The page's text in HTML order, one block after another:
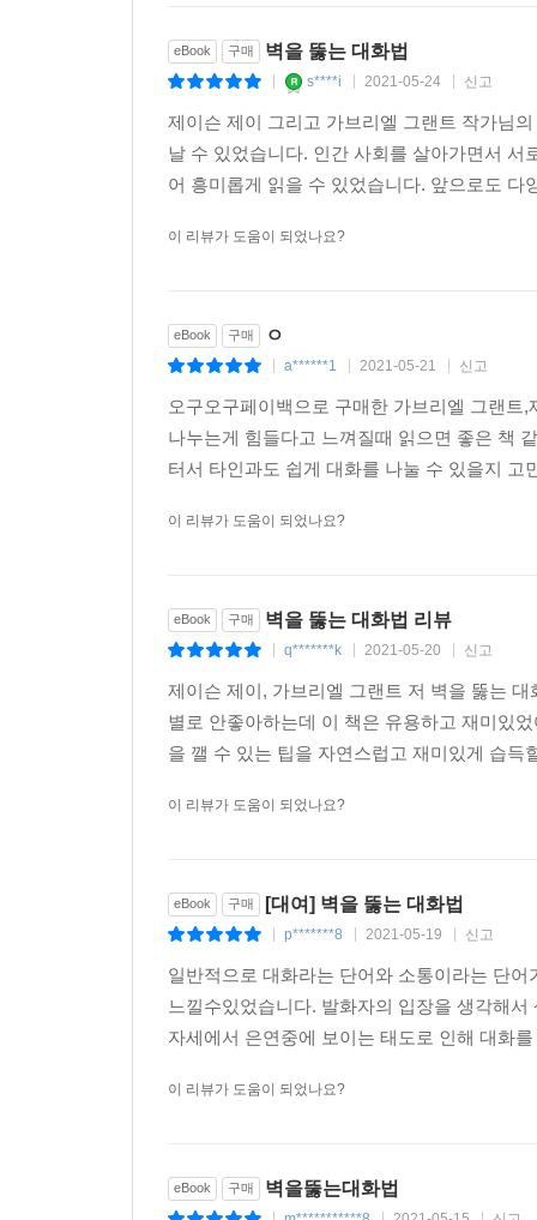
eBook 구매 벽을 뚫는 대화법
s****i 2021-05-24 신고
제이슨 제이 그리고 가브리엘 그랜트 작가님
날 수 있었습니다. 인간 사회를 살아가면서
어 흥미롭게 읽을 수 있었습니다. 앞으로도
이 리뷰가 도움이 되었나요?
eBook 구매 ㅇ
a******1 2021-05-21 신고
오구오구페이백으로 구매한 가브리엘 그랜트
나누는게 힘들다고 느껴질때 읽으면 좋은 책
터서 타인과도 쉽게 대화를 나눌 수 있을지
이 리뷰가 도움이 되었나요?
eBook 구매 벽을 뚫는 대화법 리뷰
q*******k 2021-05-20 신고
제이슨 제이, 가브리엘 그랜트 저 벽을 뚫는
별로 안좋아하는데 이 책은 유용하고 재미있
을 깰 수 있는 팁을 자연스럽고 재미있게 습
이 리뷰가 도움이 되었나요?
eBook 구매 [대여] 벽을 뚫는 대화법
p*******8 2021-05-19 신고
일반적으로 대화라는 단어와 소통이라는 단
느낄수있었습니다. 발화자의 입장을 생각해
자세에서 은연중에 보이는 태도로 인해 대화
이 리뷰가 도움이 되었나요?
eBook 구매 벽을뚫는대화법